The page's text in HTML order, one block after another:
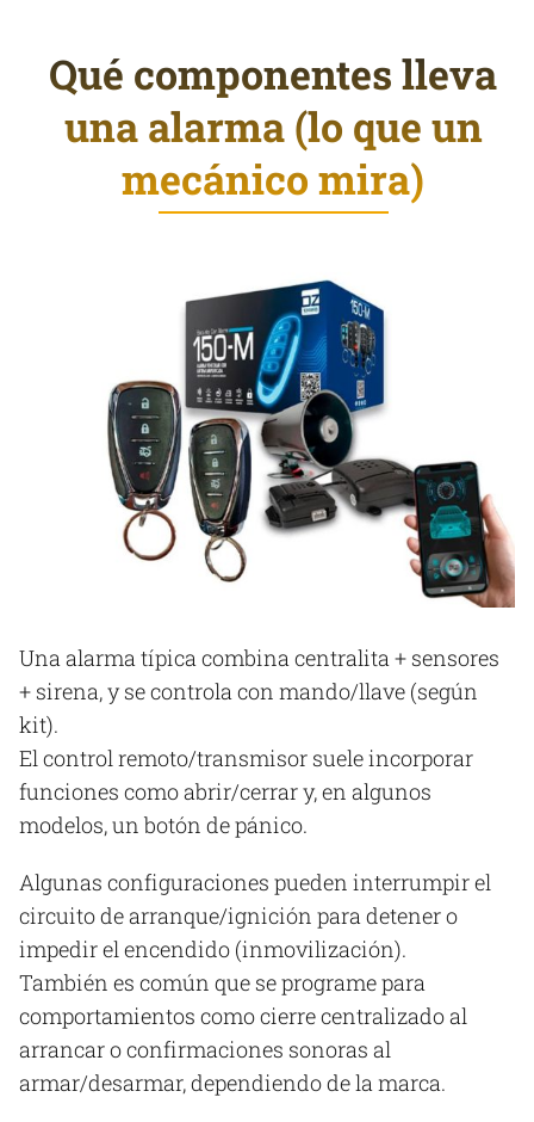
Qué componentes lleva
una alarma (lo que un
mecánico mira)
Una alarma típica combina centralita + sensores
+ sirena, y se controla con mando/llave (según
kit).
El control remoto/transmisor suele incorporar
funciones como abrir/cerrar y, en algunos
modelos, un botón de pánico.
Algunas configuraciones pueden interrumpir el
circuito de arranque/ignición para detener o
impedir el encendido (inmovilización).
También es común que se programe para
comportamientos como cierre centralizado al
arrancar o confirmaciones sonoras al
armar/desarmar, dependiendo de la marca.